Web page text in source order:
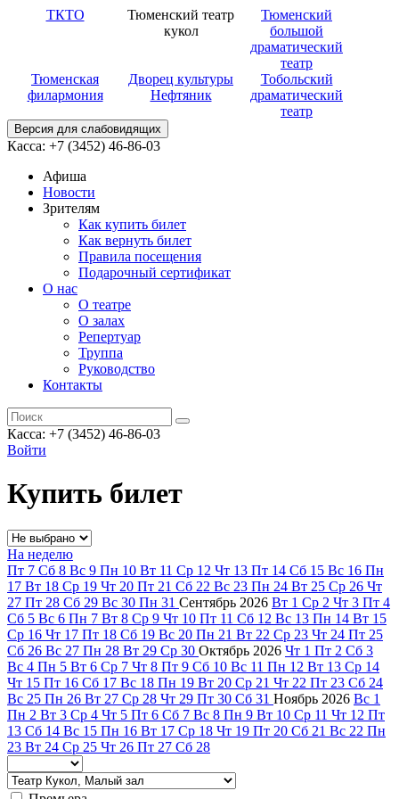
ТКТО
Тюменский театр
кукол
Тюменский
большой
драматический
театр
Тюменская
филармония
Дворец культуры
Нефтяник
Тобольский
драматический
театр
Версия для слабовидящих
Касса: +7 (3452) 46-86-03
Афиша
Новости
Зрителям
Как купить билет
Как вернуть билет
Правила посещения
Подарочный сертификат
О нас
О театре
О залах
Репертуар
Труппа
Руководство
Контакты
Касса: +7 (3452) 46-86-03
Войти
Купить билет
На неделю
Пт 7 Сб 8 Вс 9 Пн 10 Вт 11 Ср 12 Чт 13 Пт 14 Сб 15 Вс 16 Пн
17 Вт 18 Ср 19 Чт 20 Пт 21 Сб 22 Вс 23 Пн 24 Вт 25 Ср 26 Чт
27 Пт 28 Сб 29 Вс 30 Пн 31 Сентябрь 2026 Вт 1 Ср 2 Чт 3 Пт 4
Сб 5 Вс 6 Пн 7 Вт 8 Ср 9 Чт 10 Пт 11 Сб 12 Вс 13 Пн 14 Вт 15
Ср 16 Чт 17 Пт 18 Сб 19 Вс 20 Пн 21 Вт 22 Ср 23 Чт 24 Пт 25
Сб 26 Вс 27 Пн 28 Вт 29 Ср 30 Октябрь 2026 Чт 1 Пт 2 Сб 3
Вс 4 Пн 5 Вт 6 Ср 7 Чт 8 Пт 9 Сб 10 Вс 11 Пн 12 Вт 13 Ср 14
Чт 15 Пт 16 Сб 17 Вс 18 Пн 19 Вт 20 Ср 21 Чт 22 Пт 23 Сб 24
Вс 25 Пн 26 Вт 27 Ср 28 Чт 29 Пт 30 Сб 31 Ноябрь 2026 Вс 1
Пн 2 Вт 3 Ср 4 Чт 5 Пт 6 Сб 7 Вс 8 Пн 9 Вт 10 Ср 11 Чт 12 Пт
13 Сб 14 Вс 15 Пн 16 Вт 17 Ср 18 Чт 19 Пт 20 Сб 21 Вс 22 Пн
23 Вт 24 Ср 25 Чт 26 Пт 27 Сб 28